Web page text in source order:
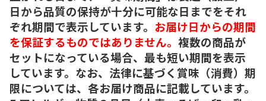
日から品質の保持が十分に可能な日までをそれ
ぞれ期間で表示しています。 お届け日からの期間
を保証するものではありません。 複数の商品が
セットになっている場合、最も短い期間を表示
しています。なお、法律に基づく賞味（消費）期
限については、各お届け商品に記載しています。